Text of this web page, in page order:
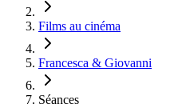
Films au cinéma
Francesca & Giovanni
Séances